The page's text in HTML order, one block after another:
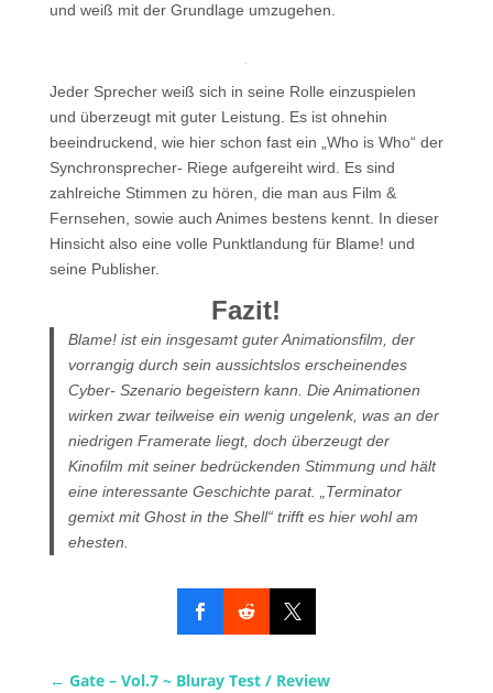
und weiß mit der Grundlage umzugehen.
Jeder Sprecher weiß sich in seine Rolle einzuspielen
und überzeugt mit guter Leistung. Es ist ohnehin
beeindruckend, wie hier schon fast ein „Who is Who“ der
Synchronsprecher- Riege aufgereiht wird. Es sind
zahlreiche Stimmen zu hören, die man aus Film &
Fernsehen, sowie auch Animes bestens kennt. In dieser
Hinsicht also eine volle Punktlandung für Blame! und
seine Publisher.
Fazit!
Blame! ist ein insgesamt guter Animationsfilm, der
vorrangig durch sein aussichtslos erscheinendes
Cyber- Szenario begeistern kann. Die Animationen
wirken zwar teilweise ein wenig ungelenk, was an der
niedrigen Framerate liegt, doch überzeugt der
Kinofilm mit seiner bedrückenden Stimmung und hält
eine interessante Geschichte parat. „Terminator
gemixt mit Ghost in the Shell“ trifft es hier wohl am
ehesten.
← Gate – Vol.7 ~ Bluray Test / Review